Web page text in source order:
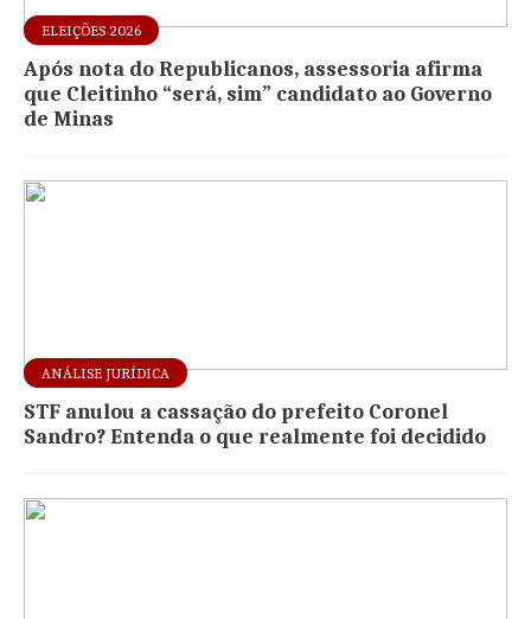
ELEIÇÕES 2026
Após nota do Republicanos, assessoria afirma
que Cleitinho “será, sim” candidato ao Governo
de Minas
ANÁLISE JURÍDICA
STF anulou a cassação do prefeito Coronel
Sandro? Entenda o que realmente foi decidido